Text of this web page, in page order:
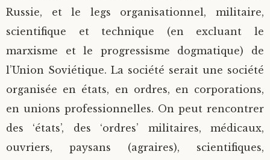
Russie, et le legs organisationnel, militaire,
scientifique et technique (en excluant le
marxisme et le progressisme dogmatique) de
l’Union Soviétique. La société serait une société
organisée en états, en ordres, en corporations,
en unions professionnelles. On peut rencontrer
des ‘états’, des ‘ordres’ militaires, médicaux,
ouvriers, paysans (agraires), scientifiques,